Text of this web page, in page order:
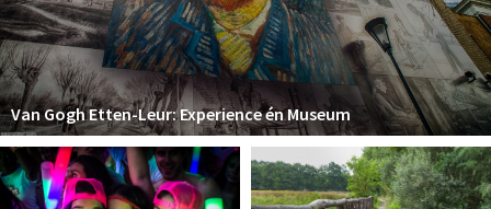
Van Gogh Etten-Leur: Experience én Museum